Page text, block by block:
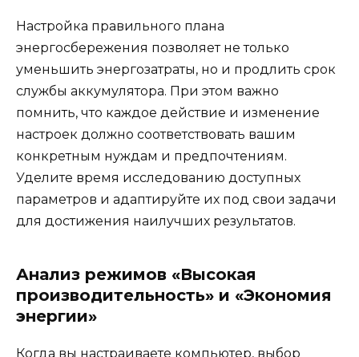
Настройка правильного плана
энергосбережения позволяет не только
уменьшить энергозатраты, но и продлить срок
службы аккумулятора. При этом важно
помнить, что каждое действие и изменение
настроек должно соответствовать вашим
конкретным нуждам и предпочтениям.
Уделите время исследованию доступных
параметров и адаптируйте их под свои задачи
для достижения наилучших результатов.
Анализ режимов «Высокая
производительность» и «Экономия
энергии»
Когда вы настраиваете компьютер, выбор